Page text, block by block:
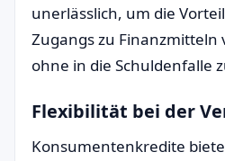
unerlässlich, um die
Zugangs zu Finanzmitteln
ohne in die Schuldenfalle
Flexibilität bei der
Konsumentenkredite